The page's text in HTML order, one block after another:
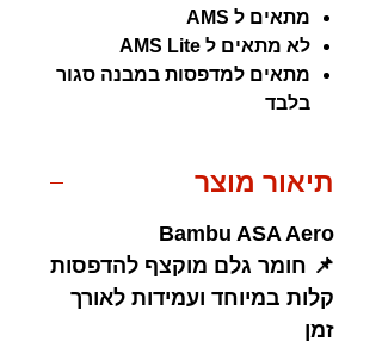
מתאים ל AMS
לא מתאים ל AMS Lite
מתאים למדפסות במבנה סגור
בלבד
תיאור מוצר
Bambu ASA Aero
📌 חומר גלם מוקצף להדפסות
קלות במיוחד ועמידות לאורך
זמן